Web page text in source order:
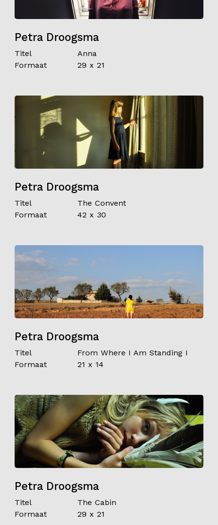
Petra Droogsma
Titel
Anna
Formaat
29 x 21
Petra Droogsma
Titel
The Convent
Formaat
42 x 30
Petra Droogsma
Titel
From Where I Am Standing I
Formaat
21 x 14
Petra Droogsma
Titel
The Cabin
Formaat
29 x 21